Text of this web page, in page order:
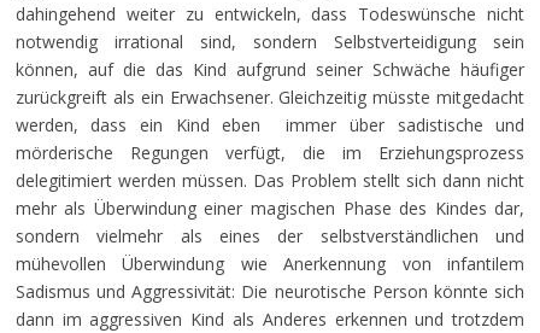
dahingehend weiter zu entwickeln, dass Todeswünsche nicht
notwendig irrational sind, sondern Selbstverteidigung sein
können, auf die das Kind aufgrund seiner Schwäche häufiger
zurückgreift als ein Erwachsener. Gleichzeitig müsste mitgedacht
werden, dass ein Kind eben immer über sadistische und
mörderische Regungen verfügt, die im Erziehungsprozess
delegitimiert werden müssen. Das Problem stellt sich dann nicht
mehr als Überwindung einer magischen Phase des Kindes dar,
sondern vielmehr als eines der selbstverständlichen und
mühevollen Überwindung wie Anerkennung von infantilem
Sadismus und Aggressivität: Die neurotische Person könnte sich
dann im aggressiven Kind als Anderes erkennen und trotzdem